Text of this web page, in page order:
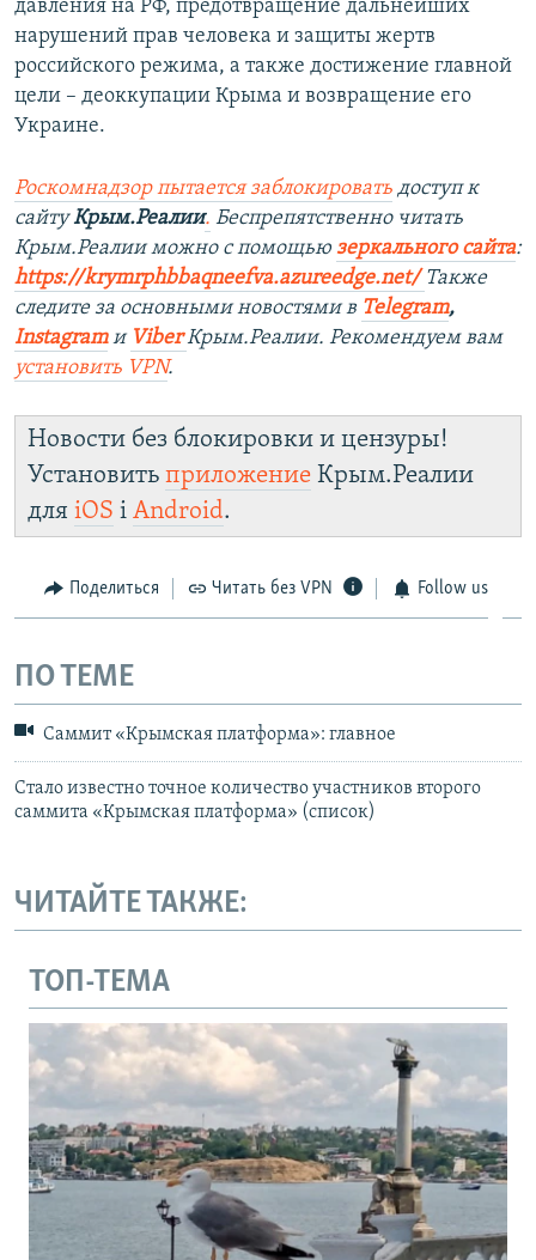
давления на РФ, предотвращение дальнейших
нарушений прав человека и защиты жертв
российского режима, а также достижение главной
цели – деоккупации Крыма и возвращение его
Украине.
Роскомнадзор пытается заблокировать доступ к
сайтуКрым.Реалии. Беспрепятственно читать
Крым.Реалии можно с помощью зеркального сайта:
https://krymrphbbaqneefva.azureedge.net/ Также
следите за основными новостями в Telegram,
Instagram и ViberКрым.Реалии. Рекомендуем вам
установить VPN.
Новости без блокировки и цензуры!
Установить приложение Крым.Реалии
для iOS і Android.
Поделиться Читать без VPN Follow us
ПО ТЕМЕ
Саммит «Крымская платформа»: главное
Стало известно точное количество участников второго
саммита «Крымская платформа» (список)
ЧИТАЙТЕ ТАКЖЕ:
ТОП-ТЕМА